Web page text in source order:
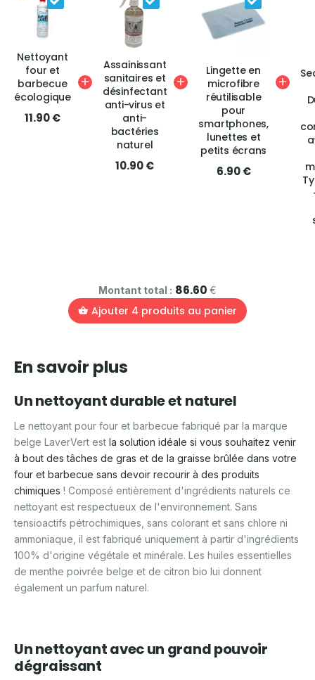
Nettoyant
four et
barbecue
écologique
11.90 €
Assainissant
sanitaires et
désinfectant
anti-virus et
anti-
bactéries
naturel
10.90 €
Lingette en
microfibre
réutilisable
pour
smartphones,
lunettes et
petits écrans
6.90 €
Montant total : 86.60 €
Ajouter 4 produits au panier
En savoir plus
Un nettoyant durable et naturel
Le nettoyant pour four et barbecue fabriqué par la marque
belge LaverVert est la solution idéale si vous souhaitez venir
à bout des tâches de gras et de la graisse brûlée dans votre
four et barbecue sans devoir recourir à des produits
chimiques ! Composé entièrement d'ingrédients naturels ce
nettoyant est respectueux de l'environnement. Sans
tensioactifs pétrochimiques, sans colorant et sans chlore ni
ammoniaque, il est fabriqué uniquement à partir d'ingrédients
100% d'origine végétale et minérale. Les huiles essentielles
de menthe poivrée belge et de citron bio lui donnent
également un parfum naturel.
Un nettoyant avec un grand pouvoir
dégraissant